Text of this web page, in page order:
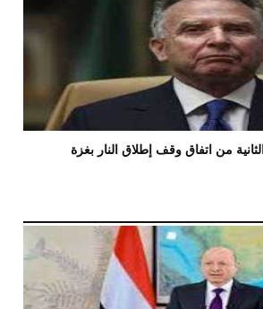
من اتفاق وقف إطلاق النار بغزة